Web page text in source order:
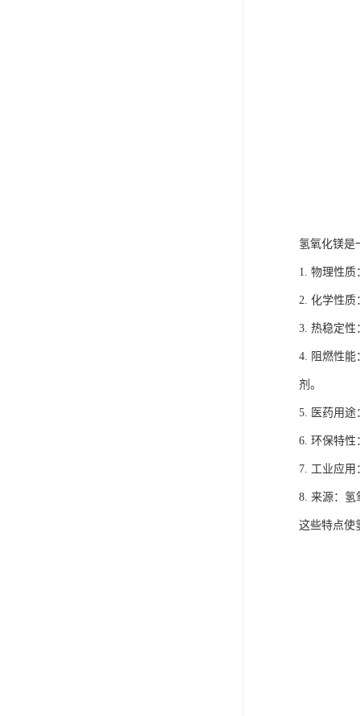
氢氧化镁是
1. 物理性质
2. 化学性质
3. 热稳定性
4. 阻燃性能
剂。
5. 医药用途
6. 环保特性
7. 工业应用
8. 来源：氢
这些特点使